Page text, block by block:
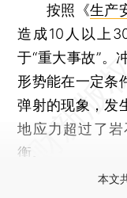
按照《生产
造成10人以上
于“重大事故”。
形势能在一定条
弹射的现象，发
地应力超过了
衡。
本文